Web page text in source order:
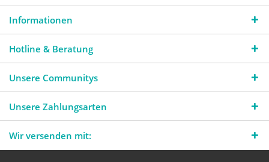
Informationen
Hotline & Beratung
Unsere Communitys
Unsere Zahlungsarten
Wir versenden mit: